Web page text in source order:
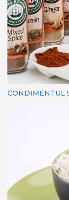
CONDIMENTUL